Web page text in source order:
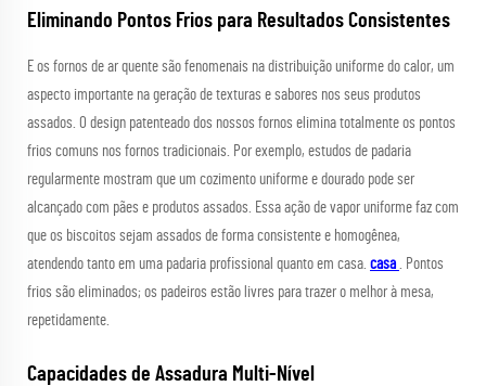
Eliminando Pontos Frios para Resultados Consistentes
E os fornos de ar quente são fenomenais na distribuição uniforme do calor, um
aspecto importante na geração de texturas e sabores nos seus produtos
assados. O design patenteado dos nossos fornos elimina totalmente os pontos
frios comuns nos fornos tradicionais. Por exemplo, estudos de padaria
regularmente mostram que um cozimento uniforme e dourado pode ser
alcançado com pães e produtos assados. Essa ação de vapor uniforme faz com
que os biscoitos sejam assados de forma consistente e homogênea,
atendendo tanto em uma padaria profissional quanto em casa. casa . Pontos
frios são eliminados; os padeiros estão livres para trazer o melhor à mesa,
repetidamente.
Capacidades de Assadura Multi-Nível